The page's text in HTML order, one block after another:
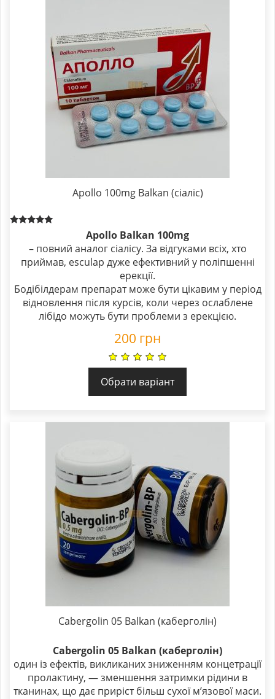
Apollo 100mg Balkan (сіаліс)
out of 5
Apollo Balkan 100mg
– повний аналог сіалісу. За відгуками всіх, хто
приймав, esculap дуже ефективний у поліпшенні
ерекції.
Бодібілдерам препарат може бути цікавим у період
відновлення після курсів, коли через ослаблене
лібідо можуть бути проблеми з ерекцією.
200 грн
Обрати варіант
Cabergolin 05 Balkan (каберголін)
Cabergolin 05 Balkan (каберголін)
один із ефектів, викликаних зниженням концетрації
пролактину, — зменшення затримки рідини в
тканинах, що дає приріст більш сухої м’язової маси.